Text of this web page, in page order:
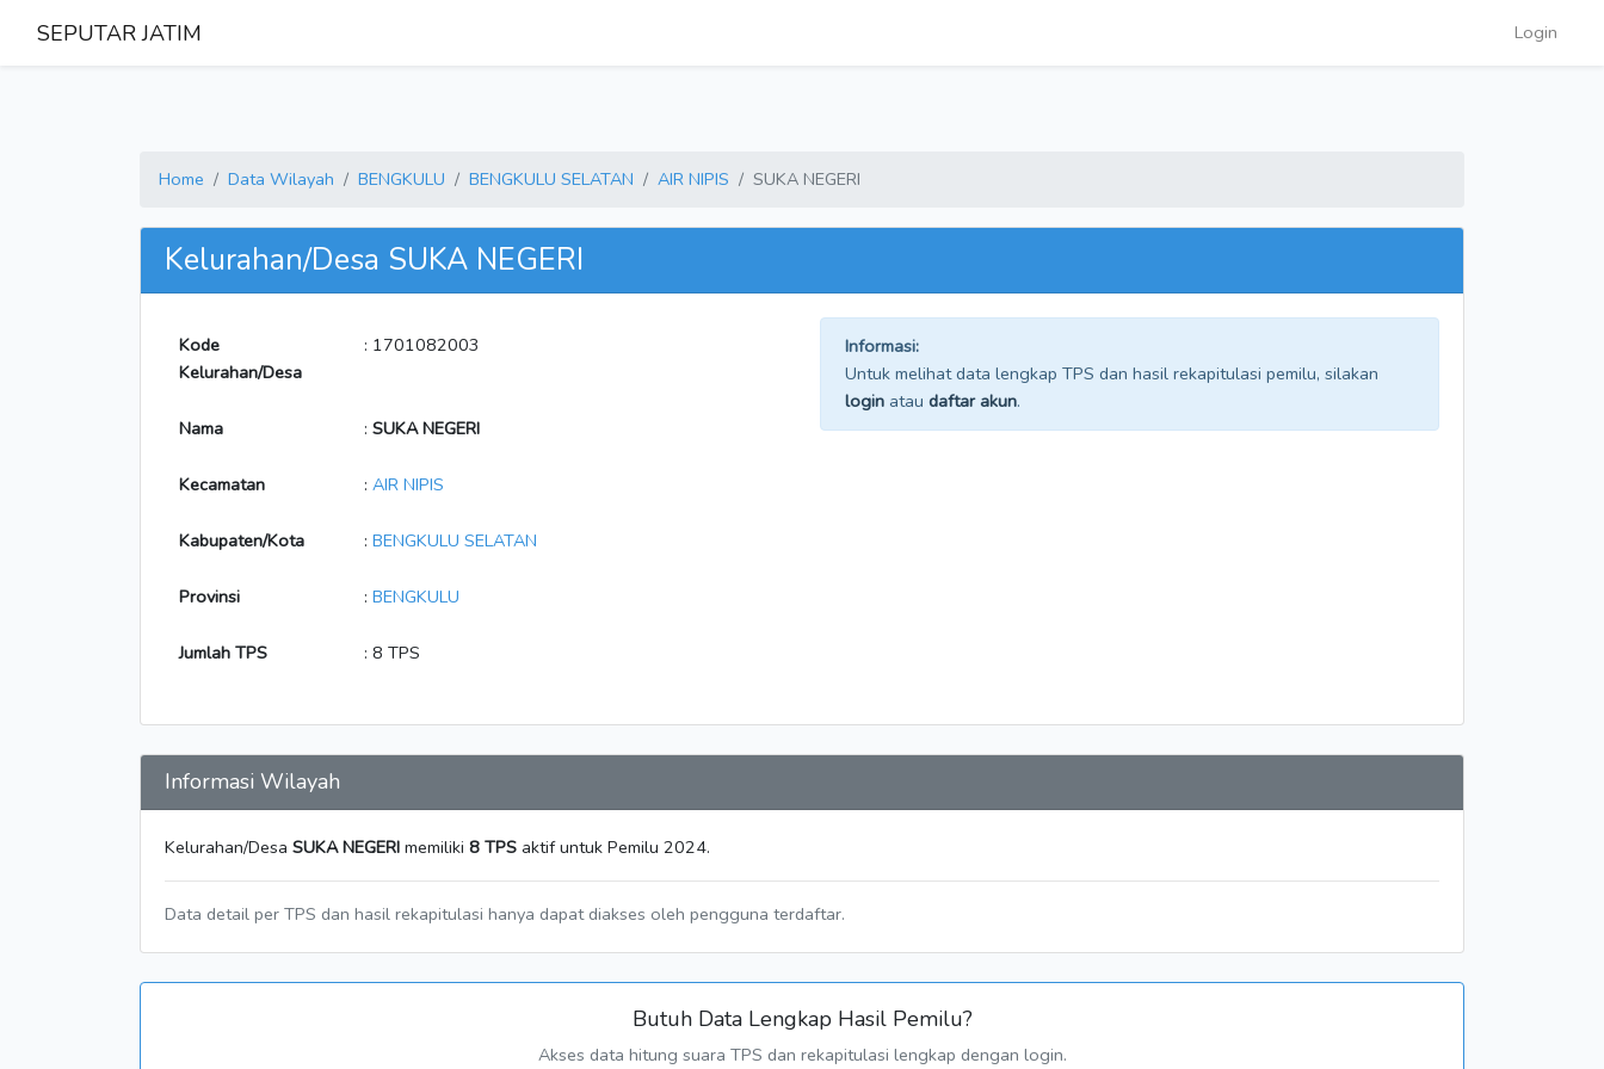
SEPUTAR JATIM Login
Home Data Wilayah BENGKULU BENGKULU SELATAN AIR NIPIS SUKA NEGERI
Kelurahan/Desa SUKA NEGERI
Kode
Kelurahan/Desa
: 1701082003
Nama : SUKA NEGERI
Kecamatan : AIR NIPIS
Kabupaten/Kota : BENGKULU SELATAN
Provinsi : BENGKULU
Jumlah TPS : 8 TPS
Informasi:
Untuk melihat data lengkap TPS dan hasil rekapitulasi pemilu, silakan
login atau daftar akun.
Informasi Wilayah
Kelurahan/Desa SUKA NEGERI memiliki 8 TPS aktif untuk Pemilu 2024.
Data detail per TPS dan hasil rekapitulasi hanya dapat diakses oleh pengguna terdaftar.
Butuh Data Lengkap Hasil Pemilu?
Akses data hitung suara TPS dan rekapitulasi lengkap dengan login.